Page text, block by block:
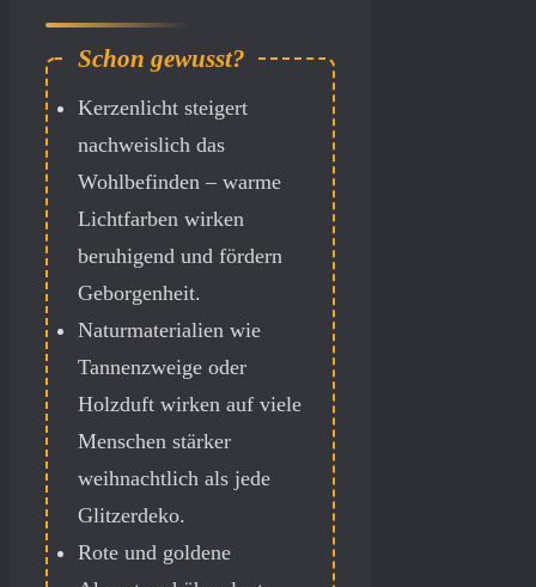
Kerzenlicht steigert
nachweislich das
Wohlbefinden – warme
Lichtfarben wirken
beruhigend und fördern
Geborgenheit.
Naturmaterialien wie
Tannenzweige oder
Holzduft wirken auf viele
Menschen stärker
weihnachtlich als jede
Glitzerdeko.
Rote und goldene